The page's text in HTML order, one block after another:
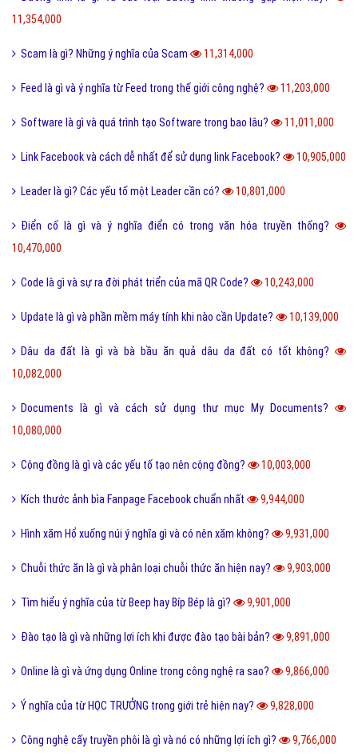
11,354,000
Scam là gì? Những ý nghĩa của Scam 11,314,000
Feed là gì và ý nghĩa từ Feed trong thế giới công nghệ? 11,203,000
Software là gì và quá trình tạo Software trong bao lâu? 11,011,000
Link Facebook và cách dễ nhất để sử dụng link Facebook? 10,905,000
Leader là gì? Các yếu tố một Leader cần có? 10,801,000
Điển cố là gì và ý nghĩa điển có trong văn hóa truyền thống?
10,470,000
Code là gì và sự ra đời phát triển của mã QR Code? 10,243,000
Update là gì và phần mềm máy tính khi nào cần Update? 10,139,000
Dâu da đất là gì và bà bầu ăn quả dâu da đất có tốt không?
10,082,000
Documents là gì và cách sử dụng thư mục My Documents?
10,080,000
Cộng đồng là gì và các yếu tố tạo nên cộng đồng? 10,003,000
Kích thước ảnh bìa Fanpage Facebook chuẩn nhất 9,944,000
Hình xăm Hổ xuống núi ý nghĩa gì và có nên xăm không? 9,931,000
Chuỗi thức ăn là gì và phân loại chuỗi thức ăn hiện nay? 9,903,000
Tìm hiểu ý nghĩa của từ Beep hay Bíp Bép là gì? 9,901,000
Đào tạo là gì và những lợi ích khi được đào tạo bài bản? 9,891,000
Online là gì và ứng dụng Online trong công nghệ ra sao? 9,866,000
Ý nghĩa của từ HỌC TRƯỞNG trong giới trẻ hiện nay? 9,828,000
Công nghệ cấy truyền phôi là gì và nó có những lợi ích gì? 9,766,000